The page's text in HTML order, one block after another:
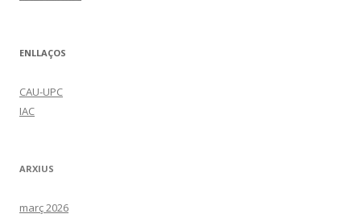
ENLLAÇOS
CAU-UPC
IAC
ARXIUS
març 2026